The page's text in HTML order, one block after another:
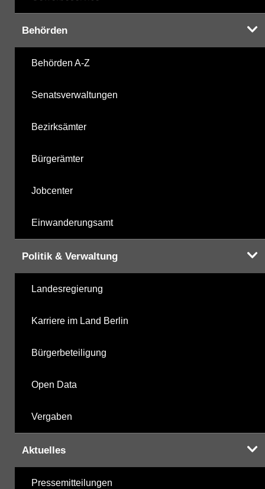
Behörden
Behörden A-Z
Senatsverwaltungen
Bezirksämter
Bürgerämter
Jobcenter
Einwanderungsamt
Politik & Verwaltung
Landesregierung
Karriere im Land Berlin
Bürgerbeteiligung
Open Data
Vergaben
Aktuelles
Pressemitteilungen